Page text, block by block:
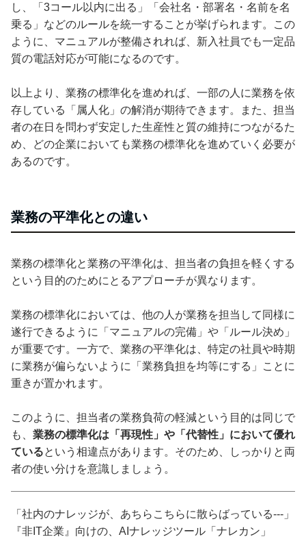
し、「3コール以内に出る」「会社名・部署名・名前を名
乗る」などのルールを統一することが挙げられます。この
ように、マニュアルが整備されれば、新入社員でも一定品
質の電話対応が可能になるのです。
以上より、業務の標準化を進めれば、一部の人に業務を依
存している「属人化」の解消が期待できます。また、担当
者の在日を問わず安定した生産性と質の維持につながるた
め、どの企業においても業務の標準化を進めていく必要が
あるのです。
業務の平準化との違い
業務の標準化と業務の平準化は、担当者の負担を軽くする
という目的のためにとるアプローチが異なります。
業務の標準化においては、他の人が業務を担当して同様に
遂行できるように「マニュアルの完備」や「ルール決め」
が重要です。一方で、業務の平準化は、特定の社員や時期
に業務が偏らないように「業務負担を均等にする」ことに
重きが置かれます。
このように、担当者の業務負荷の軽減という目的は同じで
も、 業務の標準化は「再現性」や「代替性」において優れ
ているという相違点があります。そのため、しっかりと両
者の使い分けを意識しましょう。
「社内のナレッジが、あちらこちらに散らばっている---」
『非IT企業』向けの、AIナレッジツール「ナレカン」